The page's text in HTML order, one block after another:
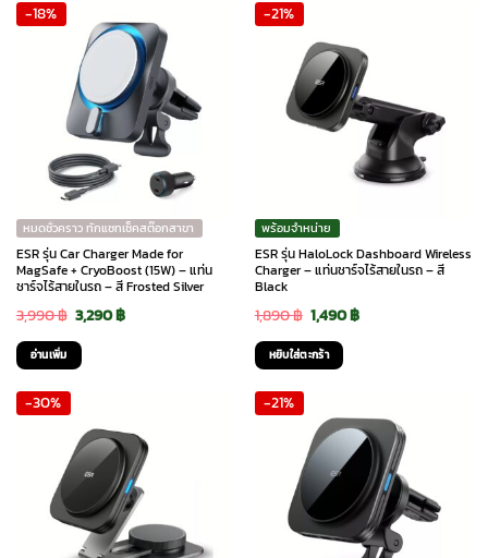
1,490 ฿.1,190 ฿.
-18%
หมดชั่วคราว ทักแชทเช็คสต๊อกสาขา
ESR รุ่น Car Charger Made for
MagSafe + CryoBoost (15W) – แท่น
ชาร์จไร้สายในรถ – สี Frosted Silver
3,990฿ Original
price
was:
3,290฿Current
อ่านเพิ่ม
-21%
พร้อมจำหน่าย
ESR รุ่น HaloLock Dashboard Wireless
Charger – แท่นชาร์จไร้สายในรถ – สี
Black
1,890฿ Original
price
was:
1,490฿Current
หยิบใส่ตะกร้า
-30% -21%